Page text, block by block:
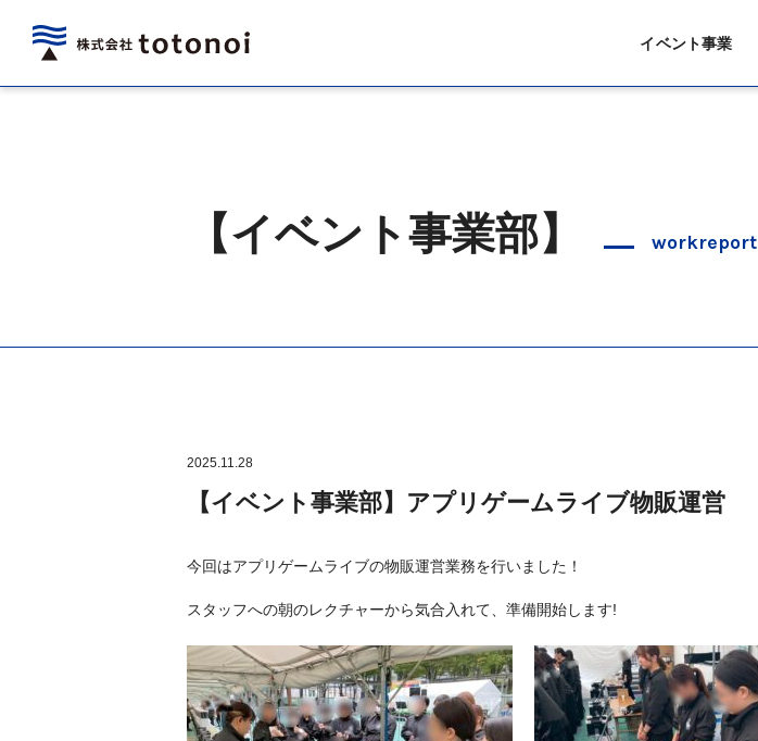
イベント事業
【イベント事業部】 workreport
2025.11.28
【イベント事業部】アプリゲームライブ物販運営
今回はアプリゲームライブの物販運営業務を行いました！
スタッフへの朝のレクチャーから気合入れて、準備開始します!